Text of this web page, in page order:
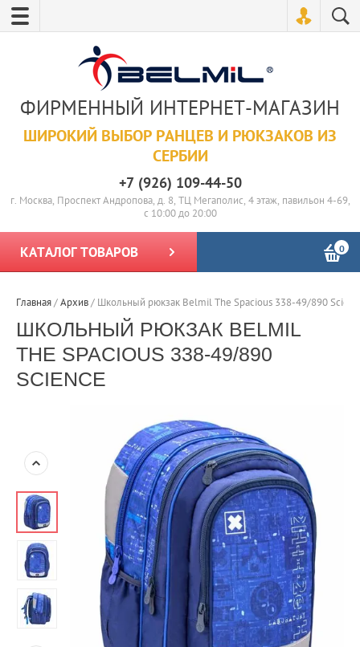
ФИРМЕННЫЙ ИНТЕРНЕТ-МАГАЗИН
ШИРОКИЙ ВЫБОР РАНЦЕВ И РЮКЗАКОВ ИЗ
СЕРБИИ
+7 (926) 109-44-50
г. Москва, Проспект Андропова, д. 8, ТЦ Мегаполис, 4 этаж, павильон 4-69,
с 10:00 до 20:00
КАТАЛОГ ТОВАРОВ 0
Главная/Архив/ Школьный рюкзак Belmil The Spacious 338-49/890
ШКОЛЬНЫЙ РЮКЗАК BELMIL
THE SPACIOUS 338-49/890
SCIENCE